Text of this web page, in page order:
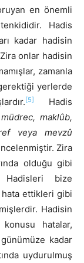
en önemli
Hadis
kadar hadisin
onlar hadisin
zamanla
yerlerde
[5]
Hadis
maklûb,
veya mevzû
Zira
olduğu gibi
Hadisleri bize
hata ettikleri gibi
Hadisin
hatalar,
kadar
uydurulmuş